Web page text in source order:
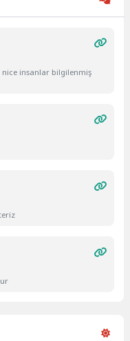
nice insanlar bilgilenmiş